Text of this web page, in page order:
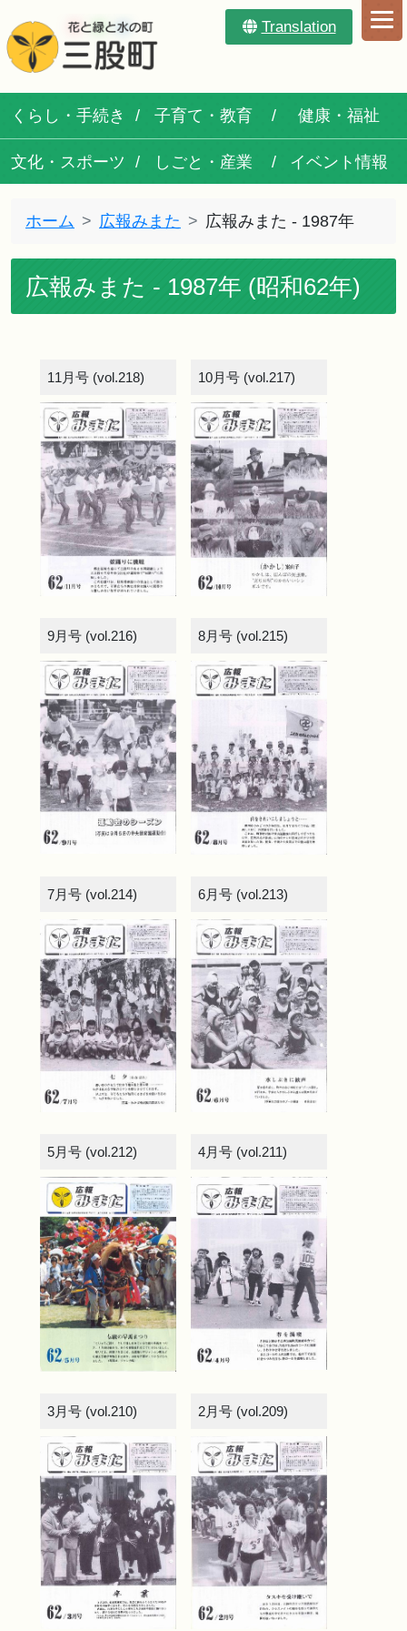
Translation
くらし・手続き 子育て・教育 健康・福祉
文化・スポーツ しごと・産業 イベント情報
ホーム 広報みまた 広報みまた - 1987年
広報みまた - 1987年 (昭和62年)
11月号 (vol.218) 10月号 (vol.217)
9月号 (vol.216) 8月号 (vol.215)
7月号 (vol.214) 6月号 (vol.213)
5月号 (vol.212) 4月号 (vol.211)
3月号 (vol.210) 2月号 (vol.209)